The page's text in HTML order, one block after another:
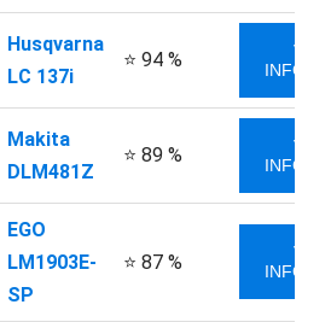
Husqvarna
LC 137i
⭐ 94 %
VÍCE
Makita
DLM481Z
⭐ 89 %
VÍCE
EGO
LM1903E-
SP
⭐ 87 %
VÍCE